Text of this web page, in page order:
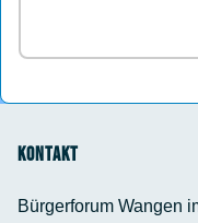
Kontakt
Bürgerforum Wangen